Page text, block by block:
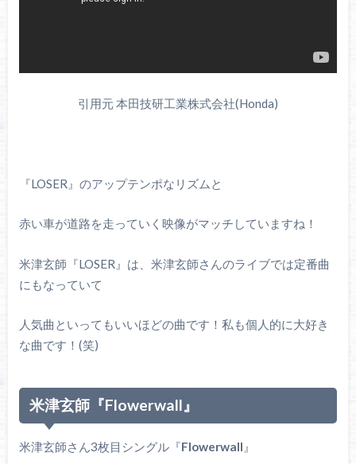
引用元 本田技研工業株式会社(Honda)
『LOSER』のアップテンポなリズムと
赤い車が道路を走っていく映像がマッチしていますね！
米津玄師『LOSER』は、米津玄師さんのライブでは定番曲
にもなっていて
人気曲といってもいいほどの曲です！私も個人的に大好き
な曲です！(笑)
米津玄師『Flowerwall』
米津玄師さん3枚目シングル『Flowerwall 』